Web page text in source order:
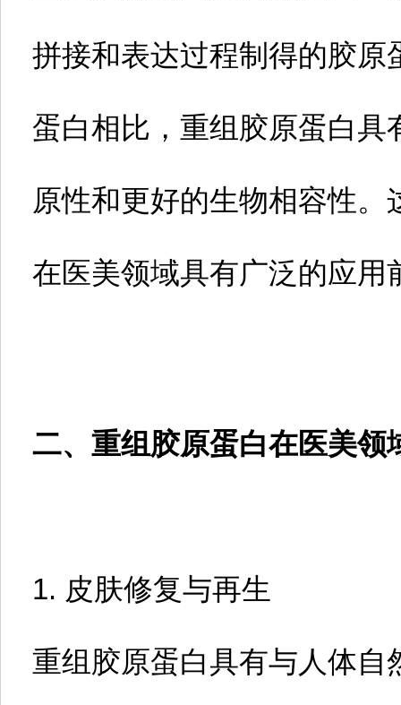
拼接和表达过程制得的胶
蛋白相比，重组胶原蛋白
原性和更好的生物相容性
在医美领域具有广泛的应用
二、重组胶原蛋白在医美领
1. 皮肤修复与再生
重组胶原蛋白具有与人体